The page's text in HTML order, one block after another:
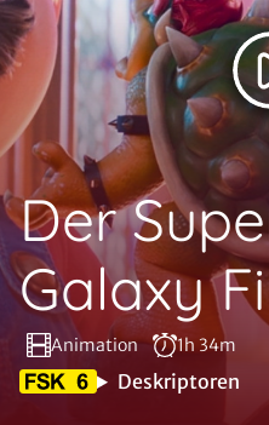
Der
Galaxy
Animation 1h 34m
Deskriptoren